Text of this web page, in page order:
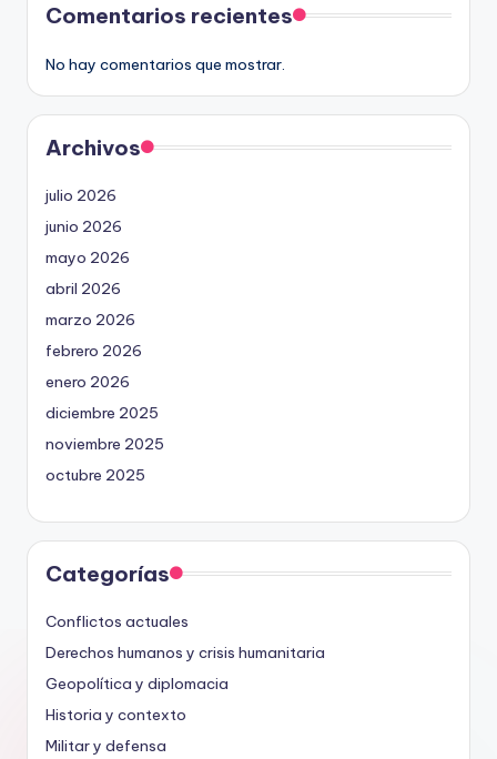
Comentarios recientes
No hay comentarios que mostrar.
Archivos
julio 2026
junio 2026
mayo 2026
abril 2026
marzo 2026
febrero 2026
enero 2026
diciembre 2025
noviembre 2025
octubre 2025
Categorías
Conflictos actuales
Derechos humanos y crisis humanitaria
Geopolítica y diplomacia
Historia y contexto
Militar y defensa